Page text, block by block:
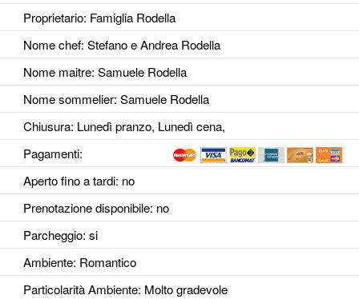
Proprietario: Famiglia Rodella
Nome chef: Stefano e Andrea Rodella
Nome maitre: Samuele Rodella
Nome sommelier: Samuele Rodella
Chiusura: Lunedì pranzo, Lunedì cena,
Pagamenti:
Aperto fino a tardi: no
Prenotazione disponibile: no
Parcheggio: si
Ambiente: Romantico
Particolarità Ambiente: Molto gradevole